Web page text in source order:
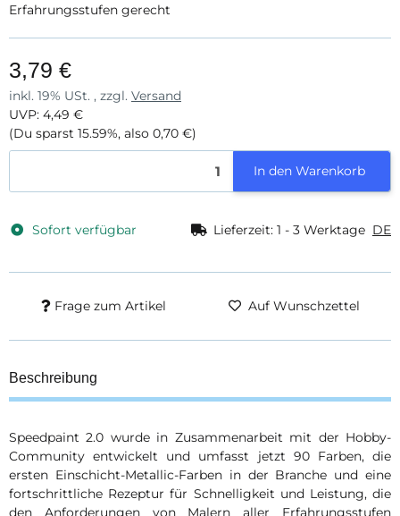
Erfahrungsstufen gerecht
3,79 €
inkl. 19% USt. , zzgl. Versand
UVP: 4,49 €
(Du sparst 15.59%, also 0,70 €)
In den Warenkorb
Sofort verfügbar Lieferzeit: 1 - 3 Werktage DE
Frage zum Artikel Auf Wunschzettel
Beschreibung
Speedpaint 2.0 wurde in Zusammenarbeit mit der Hobby-
Community entwickelt und umfasst jetzt 90 Farben, die
ersten Einschicht-Metallic-Farben in der Branche und eine
fortschrittliche Rezeptur für Schnelligkeit und Leistung, die
den Anforderungen von Malern aller Erfahrungsstufen